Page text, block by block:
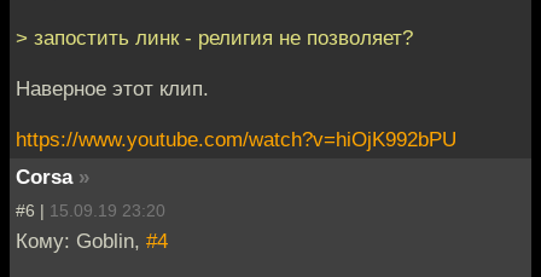
> запостить линк - религия не позволяет?
Наверное этот клип.
https://www.youtube.com/watch?v=hiOjK992bPU
Corsa »
#6 | 15.09.19 23:20
Кому: Goblin, #4